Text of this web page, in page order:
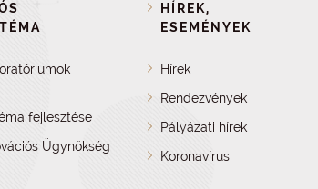
fejlesztése
Ügynökség
HÍREK,
ESEMÉNYEK
Hírek
Rendezvények
Pályázati hírek
Koronavírus